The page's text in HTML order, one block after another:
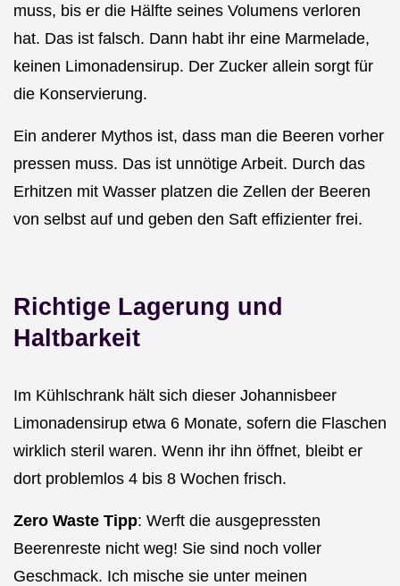
muss, bis er die Hälfte seines Volumens verloren
hat. Das ist falsch. Dann habt ihr eine Marmelade,
keinen Limonadensirup. Der Zucker allein sorgt für
die Konservierung.
Ein anderer Mythos ist, dass man die Beeren vorher
pressen muss. Das ist unnötige Arbeit. Durch das
Erhitzen mit Wasser platzen die Zellen der Beeren
von selbst auf und geben den Saft effizienter frei.
Richtige Lagerung und
Haltbarkeit
Im Kühlschrank hält sich dieser Johannisbeer
Limonadensirup etwa 6 Monate, sofern die Flaschen
wirklich steril waren. Wenn ihr ihn öffnet, bleibt er
dort problemlos 4 bis 8 Wochen frisch.
Zero Waste Tipp: Werft die ausgepressten
Beerenreste nicht weg! Sie sind noch voller
Geschmack. Ich mische sie unter meinen